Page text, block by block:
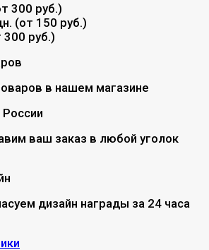
300 руб.)
(от 150 руб.)
300 руб.)
в нашем магазине
ваш заказ в любой уголок
дизайн награды за 24 часа